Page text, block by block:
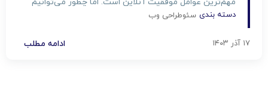
یک سایت طراحی کنیم که علاوه بر زیبایی ظاهری،
روش‌های طراحی سایت برای سئو را بررسی خواهیم […]
دسته بندی سئوطراحی وب
۱۷ آذر ۱۴۰۳ ادامه مطلب